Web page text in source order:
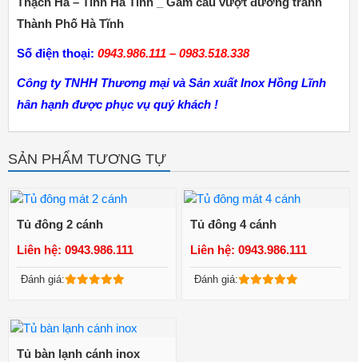
Thành Phố Hà Tĩnh
Số điện thoại: 0943.986.111 – 0983.518.338
Công ty TNHH Thương mại và Sản xuất Inox Hồng Lĩnh
hân hạnh được phục vụ quý khách !
SẢN PHẨM TƯƠNG TỰ
Xem chi tiết
Tủ đông 2 cánh
Liên hệ: 0943.986.111
Đánh giá:
Xem chi tiết
Tủ đông 4 cánh
Liên hệ: 0943.986.111
Đánh giá:
Tủ bàn lạnh cánh inox